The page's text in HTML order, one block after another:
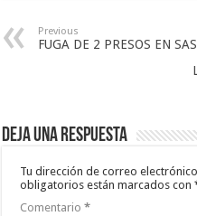
Previous
FUGA DE 2 PRESOS EN
Deja una respuesta
Tu dirección de correo
obligatorios están marcados con
Comentario*